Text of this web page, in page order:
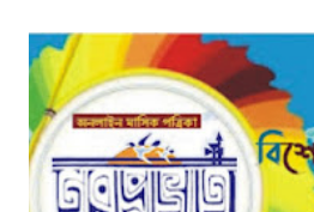
'ত্রয়ী' কাব্যে ধর্মীয় ভাবধারার আবেগ ফুটিয়ে তোলা
লিখেছেন। যেমন- 'অবকাশরঞ্জিনী','পলাশীর যুদ্ধ',